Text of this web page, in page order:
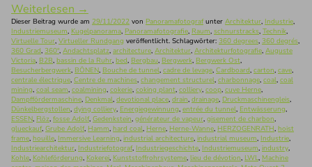
Weiterlesen →
Dieser Beitrag wurde am 29/11/2022 von Panoramafotografunter Architektur, Industrie,
Industriemuseum, Kugelpanorama, Panoramafotografie, Raum, schnurstracks, Technik,
Virtuelle Tour, Virtueller Rundgang veröffentlicht. Schlagwörter: 360 degrees, 360 degrés,
360 Grad, 360°, Andachtsplatz, architecture, Architektur, Architekturfotografie, Auguste
Victoria, B2B, bassin de la Ruhr, bed, Bergbau, Bergwerk, Bergwerk Ost,
Besucherbergwerk, BÖNEN, Bouche de tunnel, cadre de levage, Cardboard, carton, cave,
centrale électrique, Centre de machines, changement structurel, charbonnage, coal, coal
mining, coal seam, coalmining, cokerie, coking plant, colliery, coop, cuve Herne,
Dampffördermaschine, Denkmal, devotional place, drain, drainage, Druckmaschinengleis,
Dünkelbergstollen, dying colliery, Energiegewinnung, entrée du tunnel, Entwässerung,
ESSEN, Flöz, fosse Adolf, Gedenkstein, générateur de vapeur, gisement de charbon,
glueckauf, Grube Adolf, Hamm, hard coal, Herne, Herne-Wanne, HERZOGENRATH, hoist
frame, houille, Immersive Learning, industrial architecture, industrial museum, Industrie,
Industriearchitektur, Industriefotograf, Industriegeschichte, Industriemuseum, industry,
Kohle, Kohleförderung, Kokerei, Kunststoffrohrsysteme, lieu de dévotion, LWL, Machine